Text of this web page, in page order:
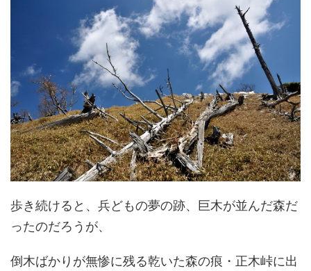
歩き続けると、兵どもの夢の跡、巨木が並んだ森だ
ったのだろうが、
倒木ばかりが無惨に残る乾いた森の痕・正木峠に出